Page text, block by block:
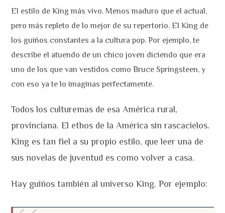
El estilo de King más vivo. Menos maduro que el actual,
pero más repleto de lo mejor de su repertorio. El King de
los guiños constantes a la cultura pop. Por ejemplo, te
describe el atuendo de un chico joven diciendo que era
uno de los que van vestidos como Bruce Springsteen, y
con eso ya te lo imaginas perfectamente.
Todos los culturemas de esa América rural,
provinciana. El ethos de la América sin rascacielos.
King es tan fiel a su propio estilo, que leer una de
sus novelas de juventud es como volver a casa.
Hay guiños también al universo King. Por ejemplo: